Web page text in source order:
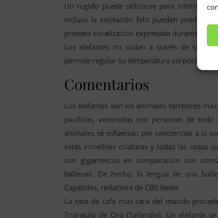
Un rugido puede utilizarse para intimidar o
incluso la excitación feliz pueden producir
primera vocalización expresada durante un
Los elefantes no sudan a través de su
permite regular su temperatura corporal.
Comentarios
Los elefantes son los animales terrestres
pacíficas, veneradas por personas de
animales se esfuerzan por concienciar a la
estas increíbles criaturas y todas las cosas
son gigantescos en comparación con
ballenas. De hecho, la lengua de una
Capatides, redactora de CBS News
La taza de café más cara del mundo
Triángulo de Oro (Tailandia). Un elefante